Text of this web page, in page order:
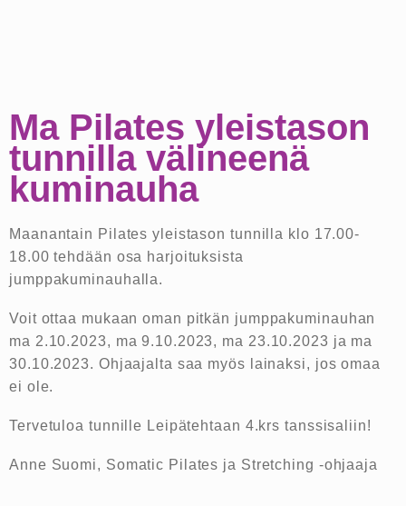
Ma Pilates yleistason
tunnilla välineenä
kuminauha
Maanantain Pilates yleistason tunnilla klo 17.00-
18.00 tehdään osa harjoituksista
jumppakuminauhalla.
Voit ottaa mukaan oman pitkän jumppakuminauhan
ma 2.10.2023, ma 9.10.2023, ma 23.10.2023 ja ma
30.10.2023. Ohjaajalta saa myös lainaksi, jos omaa
ei ole.
Tervetuloa tunnille Leipätehtaan 4.krs tanssisaliin!
Anne Suomi, Somatic Pilates ja Stretching -ohjaaja